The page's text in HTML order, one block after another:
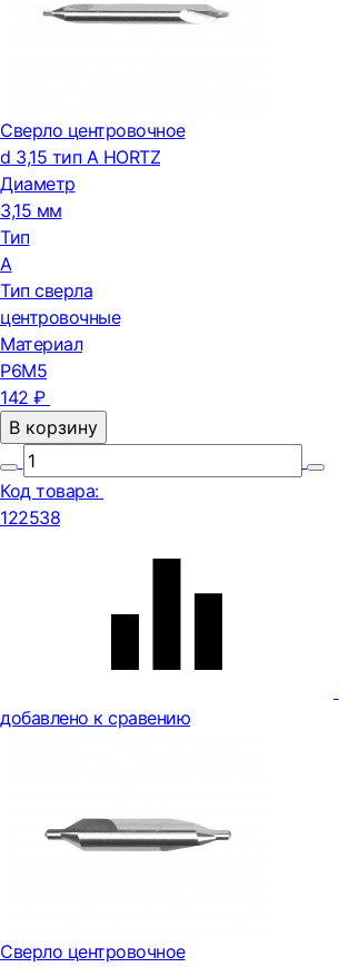
Сверло центровочное
d 3,15 тип А HORTZ
Диаметр
3,15 мм
Тип
А
Тип сверла
центровочные
Материал
Р6М5
142 ₽
В корзину
Код товара:
122538
добавлено к сравению
Сверло центровочное